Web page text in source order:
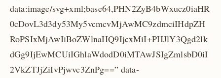
data:image/svg+xml;base64,PHN2ZyB4bWxucz0iaHR
0cDovL3d3dy53My5vcmcvMjAwMC9zdmciIHdpZH
RoPSIxMjAwIiBoZWlnaHQ9IjcxMiI+PHJlY3Qgd2lk
dGg9IjEwMCUiIGhlaWdodD0iMTAwJSIgZmlsbD0iI
2VkZTJjZiIvPjwvc3ZnPg==” data-